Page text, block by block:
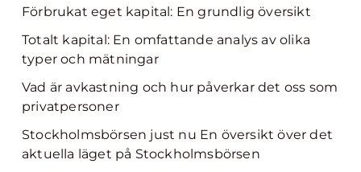
Förbrukat eget kapital: En grundlig översikt
Totalt kapital: En omfattande analys av olika
typer och mätningar
Vad är avkastning och hur påverkar det oss som
privatpersoner
Stockholmsbörsen just nu En översikt över det
aktuella läget på Stockholmsbörsen